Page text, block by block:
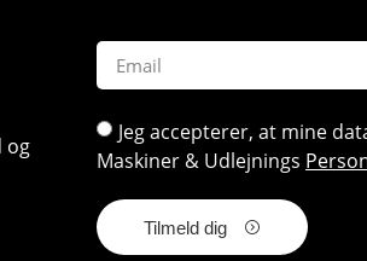
og
Jeg accepterer, at mine
Maskiner & Udlejnings
Tilmeld dig